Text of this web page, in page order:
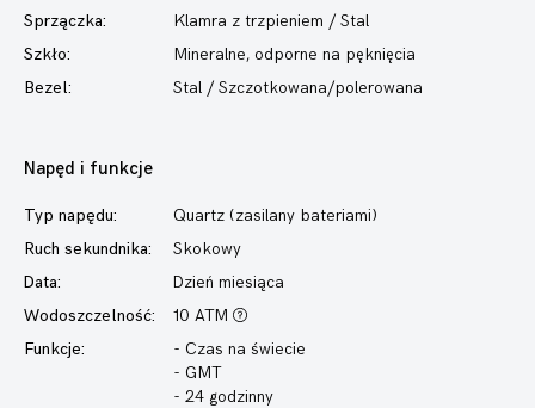
Sprzączka:
Klamra z trzpieniem / Stal
Szkło:
Mineralne, odporne na pęknięcia
Bezel:
Stal / Szczotkowana/polerowana
Napęd i funkcje
Typ napędu:
Quartz (zasilany bateriami)
Ruch sekundnika:
Skokowy
Data:
Dzień miesiąca
Wodoszczelność:
10 ATM
Funkcje:
- Czas na świecie
- GMT
- 24 godzinny